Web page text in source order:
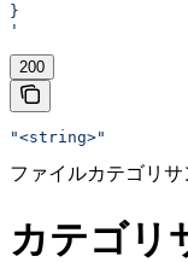
}
'
200
"<string>"
ファイルカテゴリサ
カテゴリ